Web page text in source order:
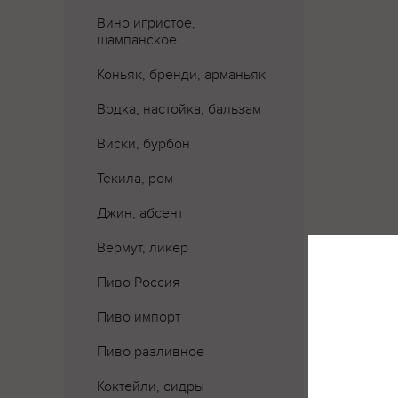
Вино игристое,
шампанское
Коньяк, бренди, арманьяк
Водка, настойка, бальзам
Виски, бурбон
Текила, ром
Джин, абсент
Вермут, ликер
Пиво Россия
Пиво импорт
Пиво разливное
Коктейли, сидры